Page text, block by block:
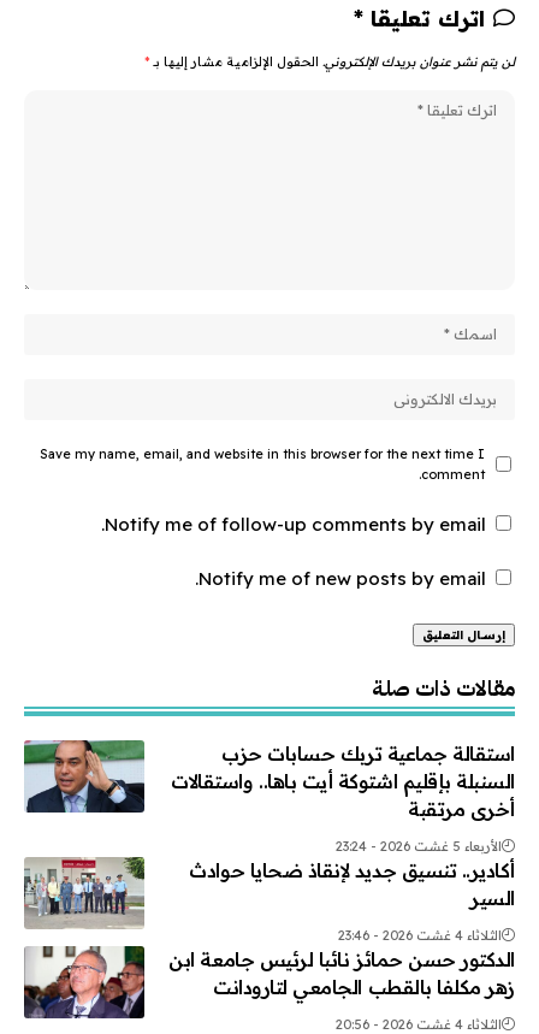
اترك تعليقا *
لن يتم نشر عنوان بريدك الإلكتروني. الحقول الإلزامية مشار إليها بـ *
Save my name, email, and website in this browser for the next time I
comment.
Notify me of follow-up comments by email.
Notify me of new posts by email.
مقالات ذات صلة
استقالة جماعية تربك حسابات حزب
السنبلة بإقليم اشتوكة أيت باها.. واستقالات
أخرى مرتقبة
الأربعاء 5 غشت 2026 - 23:24
أكادير.. تنسيق جديد لإنقاذ ضحايا حوادث
السير
الثلاثاء 4 غشت 2026 - 23:46
الدكتور حسن حمائز نائبا لرئيس جامعة ابن
زهر مكلفا بالقطب الجامعي لتارودانت
الثلاثاء 4 غشت 2026 - 20:56